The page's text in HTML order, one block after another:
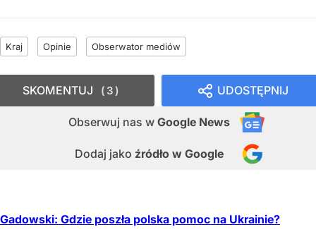
Kraj Opinie Obserwator mediów
UDOSTĘPNIJ
Obserwuj nas w Google News
Dodaj jako źródło w Google
SKOMENTUJ 3
Gadowski: Gdzie poszła polska pomoc na Ukrainie?